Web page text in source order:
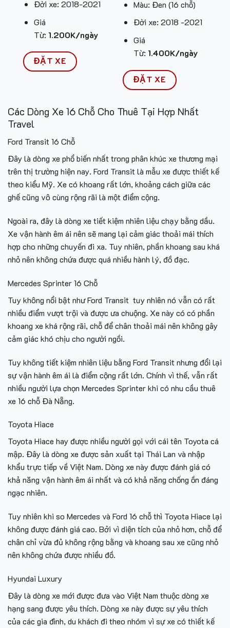
Đời xe: 2018-2021
Giá
Từ: 1.200K/ngày
ĐẶT XE
Màu: Đen (16 chỗ)
Đời xe: 2018 -2021
Giá
Từ: 1.400K/ngày
ĐẶT XE
Các Dòng Xe 16 Chỗ Cho Thuê Tại Hợp Nhất
Travel
Ford Transit 16 Chỗ
Đây là dòng xe phổ biến nhất trong phân khúc xe thương mại
trên thị trường hiện nay. Ford Transit là mẫu xe được thiết kế
theo kiểu Mỹ. Xe có khoang rất lớn, khoảng cách giữa các
ghế cũng vô cùng rộng rãi là một điểm cộng.
Ngoài ra, đây là dòng xe tiết kiệm nhiên liệu chạy bằng dầu.
Xe vận hành êm ái nên sẽ mang lại cảm giác thoải mái thích
hợp cho những chuyến đi xa. Tuy nhiên, phần khoang sau khá
nhỏ nên không chứa được quá nhiều hành lý, đồ đạc.
Mercedes Sprinter 16 Chỗ
Tuy không nổi bật như Ford Transit tuy nhiên nó vẫn có rất
nhiều điểm vượt trội và được ưa chuộng. Xe này có có phần
khoang xe khá rộng rãi, chỗ để chân thoải mái nên không gây
cảm giác khó chịu cho người ngồi.
Tuy không tiết kiệm nhiên liệu bằng Ford Transit nhưng đổi lại
sự vận hành êm ái là điểm cộng rất lớn. Chính vì thế, vẫn rất
nhiều người lựa chọn Mercedes Sprinter khi có nhu cầu thuê
xe 16 chỗ Đà Nẵng.
Toyota Hiace
Toyota Hiace hay được nhiều người gọi với cái tên Toyota cá
mập. Đây là dòng xe được sản xuất tại Thái Lan và nhập
khẩu trực tiếp về Việt Nam. Dòng xe này được đánh giá có
khả năng vận hành êm ái nhất và có khả năng chống ồn đáng
ngạc nhiên.
Tuy nhiên khi so Mercedes và Ford 16 chỗ thì Toyota Hiace lại
không được đánh giá cao. Bởi vì diện tích của nhỏ hơn, chỗ để
chân chỉ vừa đủ không rộng bằng và khoang sau xe cũng nhỏ
nên không chứa được nhiều đồ.
Hyundai Luxury
Đây là dòng xe mới được đưa vào Việt Nam thuộc dòng xe
hạng sang được yêu thích. Dòng xe này được sự yêu thích
của các gia đình, du khách đi theo nhóm vì sự xe có thiết kế